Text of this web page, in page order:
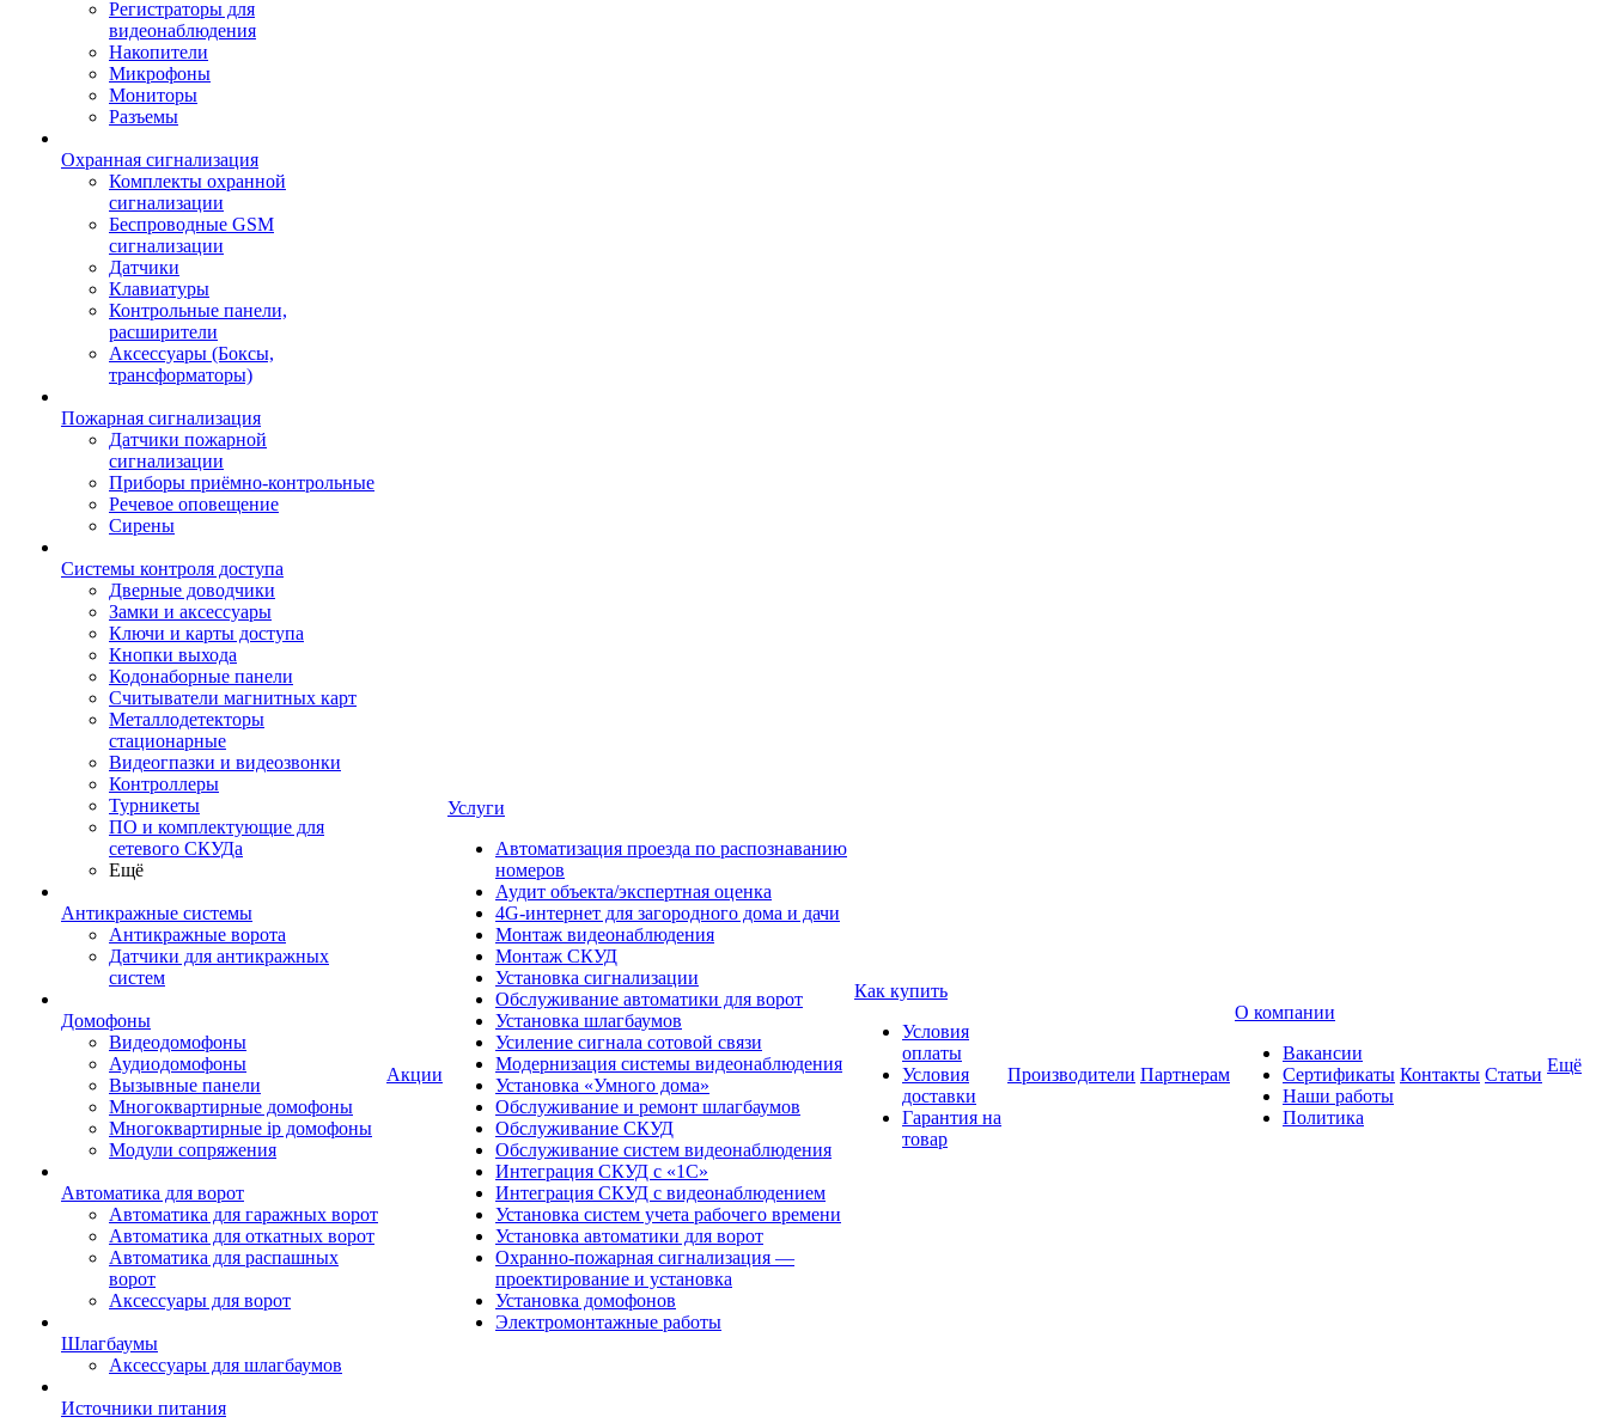
Регистраторы для
видеонаблюдения
Накопители
Микрофоны
Мониторы
Разъемы
Охранная сигнализация
Комплекты охранной
сигнализации
Беспроводные GSM
сигнализации
Датчики
Клавиатуры
Контрольные панели,
расширители
Аксессуары (Боксы,
трансформаторы)
Пожарная сигнализация
Датчики пожарной
сигнализации
Приборы приёмно-контрольные
Речевое оповещение
Сирены
Системы контроля доступа
Дверные доводчики
Замки и аксессуары
Ключи и карты доступа
Кнопки выхода
Кодонаборные панели
Считыватели магнитных карт
Металлодетекторы
стационарные
Видеогпазки и видеозвонки
Контроллеры
Турникеты
ПО и комплектующие для
сетевого СКУДа
Ещё
Антикражные системы
Антикражные ворота
Датчики для антикражных
систем
Домофоны
Видеодомофоны
Аудиодомофоны
Вызывные панели
Многоквартирные домофоны
Многоквартирные ip домофоны
Модули сопряжения
Автоматика для ворот
Автоматика для гаражных ворот
Автоматика для откатных ворот
Автоматика для распашных
ворот
Аксессуары для ворот
Шлагбаумы
Аксессуары для шлагбаумов
Источники питания
Акции
Услуги
Автоматизация проезда по распознаванию
номеров
Аудит объекта/экспертная оценка
4G-интернет для загородного дома и дачи
Монтаж видеонаблюдения
Монтаж СКУД
Установка сигнализации
Обслуживание автоматики для ворот
Установка шлагбаумов
Усиление сигнала сотовой связи
Модернизация системы видеонаблюдения
Установка «Умного дома»
Обслуживание и ремонт шлагбаумов
Обслуживание СКУД
Обслуживание систем видеонаблюдения
Интеграция СКУД с «1С»
Интеграция СКУД с видеонаблюдением
Установка систем учета рабочего времени
Установка автоматики для ворот
Охранно-пожарная сигнализация —
проектирование и установка
Установка домофонов
Электромонтажные работы
Как купить
Условия
оплаты
Условия
доставки
Гарантия на
товар
Производители Партнерам
О компании
Вакансии
Сертификаты
Наши работы
Политика
Контакты Статьи Ещё